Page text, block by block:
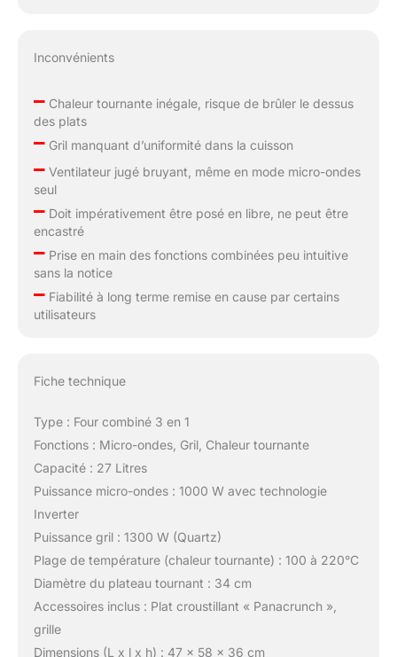
Inconvénients
–Chaleur tournante inégale, risque de brûler le dessus
des plats
–Gril manquant d’uniformité dans la cuisson
–Ventilateur jugé bruyant, même en mode micro-ondes
seul
–Doit impérativement être posé en libre, ne peut être
encastré
–Prise en main des fonctions combinées peu intuitive
sans la notice
–Fiabilité à long terme remise en cause par certains
utilisateurs
Fiche technique
Type : Four combiné 3 en 1
Fonctions : Micro-ondes, Gril, Chaleur tournante
Capacité : 27 Litres
Puissance micro-ondes : 1000 W avec technologie
Inverter
Puissance gril : 1300 W (Quartz)
Plage de température (chaleur tournante) : 100 à 220°C
Diamètre du plateau tournant : 34 cm
Accessoires inclus : Plat croustillant « Panacrunch »,
grille
Dimensions (L x l x h) : 47 x 58 x 36 cm